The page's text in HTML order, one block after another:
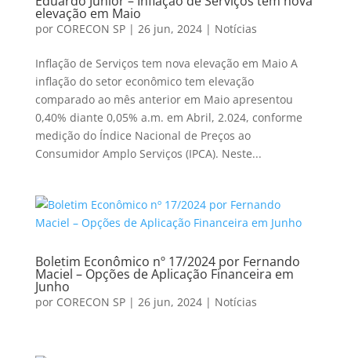
elevação em Maio
por CORECON SP| 26 jun, 2024| Notícias
Inflação de Serviços tem nova elevação em Maio A
inflação do setor econômico tem elevação
comparado ao mês anterior em Maio apresentou
0,40% diante 0,05% a.m. em Abril, 2.024, conforme
medição do Índice Nacional de Preços ao
Consumidor Amplo Serviços (IPCA). Neste...
Boletim Econômico nº 17/2024 por Fernando
Maciel – Opções de Aplicação Financeira em
Junho
por CORECON SP| 26 jun, 2024| Notícias